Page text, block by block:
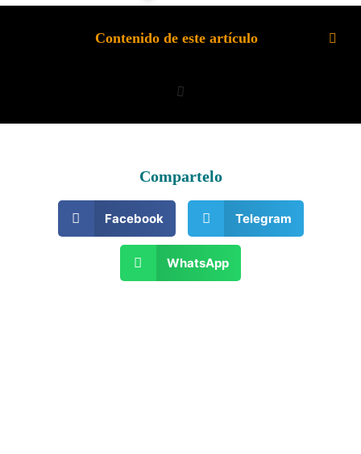
Contenido de este artículo
Compartelo
Facebook Telegram
WhatsApp